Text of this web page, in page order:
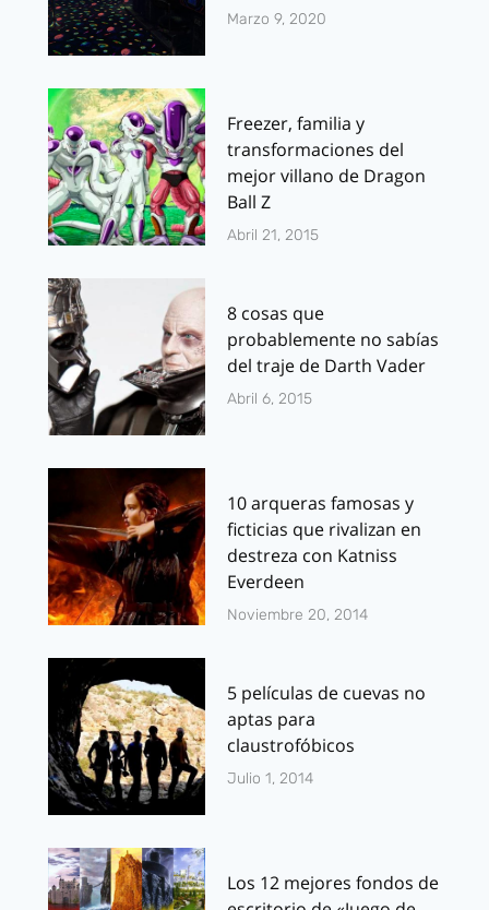
Marzo 9, 2020
Freezer, familia y
transformaciones del
mejor villano de Dragon
Ball Z
Abril 21, 2015
8 cosas que
probablemente no sabías
del traje de Darth Vader
Abril 6, 2015
10 arqueras famosas y
ficticias que rivalizan en
destreza con Katniss
Everdeen
Noviembre 20, 2014
5 películas de cuevas no
aptas para
claustrofóbicos
Julio 1, 2014
Los 12 mejores fondos de